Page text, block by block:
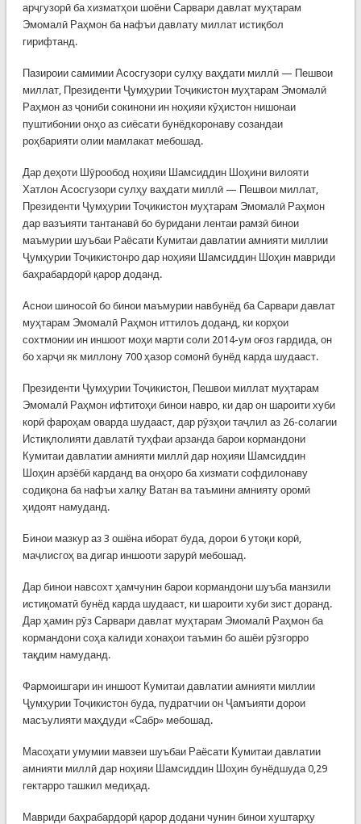
арҷгузорӣ ба хизматҳои шоёни Сарвари давлат муҳтарам
Эмомалӣ Раҳмон ба нафъи давлату миллат истиқбол
гирифтанд.
Пазироии самимии Асосгузори сулҳу ваҳдати миллӣ — Пешвои
миллат, Президенти Ҷумҳурии Тоҷикистон муҳтарам Эмомалӣ
Раҳмон аз ҷониби сокинони ин ноҳияи кӯҳистон нишонаи
пуштибонии онҳо аз сиёсати бунёдкоронаву созандаи
роҳбарияти олии мамлакат мебошад.
Дар деҳоти Шӯрообод ноҳияи Шамсиддин Шоҳини вилояти
Хатлон Асосгузори сулҳу ваҳдати миллӣ — Пешвои миллат,
Президенти Ҷумҳурии Тоҷикистон муҳтарам Эмомалӣ Раҳмон
дар вазъияти тантанавӣ бо буридани лентаи рамзӣ бинои
маъмурии шуъбаи Раёсати Кумитаи давлатии амнияти миллии
Ҷумҳурии Тоҷикистонро дар ноҳияи Шамсиддин Шоҳин мавриди
баҳрабардорӣ қарор доданд.
Аснои шиносоӣ бо бинои маъмурии навбунёд ба Сарвари давлат
муҳтарам Эмомалӣ Раҳмон иттилоъ доданд, ки корҳои
сохтмонии ин иншоот моҳи марти соли 2014-ум оғоз гардида, он
бо харҷи як миллону 700 ҳазор сомонӣ бунёд карда шудааст.
Президенти Ҷумҳурии Тоҷикистон, Пешвои миллат муҳтарам
Эмомалӣ Раҳмон ифтитоҳи бинои навро, ки дар он шароити хуби
корӣ фароҳам оварда шудааст, дар рӯзҳои таҷлил аз 26-солагии
Истиқлолияти давлатӣ туҳфаи арзанда барои кормандони
Кумитаи давлатии амнияти миллӣ дар ноҳияи Шамсиддин
Шоҳин арзёбӣ карданд ва онҳоро ба хизмати софдилонаву
содиқона ба нафъи халқу Ватан ва таъмини амнияту оромӣ
ҳидоят намуданд.
Бинои мазкур аз 3 ошёна иборат буда, дорои 6 утоқи корӣ,
маҷлисгоҳ ва дигар иншооти зарурӣ мебошад.
Дар бинои навсохт ҳамчунин барои кормандони шуъба манзили
истиқоматӣ бунёд карда шудааст, ки шароити хуби зист доранд.
Дар ҳамин рӯз Сарвари давлат муҳтарам Эмомалӣ Раҳмон ба
кормандони соҳа калиди хонаҳои таъмин бо ашёи рӯзгорро
тақдим намуданд.
Фармоишгари ин иншоот Кумитаи давлатии амнияти миллии
Ҷумҳурии Тоҷикистон буда, пудратчии он Ҷамъияти дорои
масъулияти маҳдуди «Сабр» мебошад.
Масоҳати умумии мавзеи шуъбаи Раёсати Кумитаи давлатии
амнияти миллӣ дар ноҳияи Шамсиддин Шоҳин бунёдшуда 0,29
гектарро ташкил медиҳад.
Мавриди баҳрабардорӣ қарор додани чунин бинои хуштарҳу